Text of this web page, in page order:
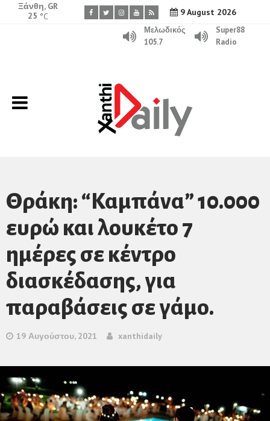
9 August 2026
Ξάνθη, GR
25 °C
Μελωδικός
105.7
Super88
Radio
Θράκη: “Καμπάνα” 10.000
ευρώ και λουκέτο 7
ημέρες σε κέντρο
διασκέδασης, για
παραβάσεις σε γάμο.
19 Αυγούστου, 2021 xanthidaily